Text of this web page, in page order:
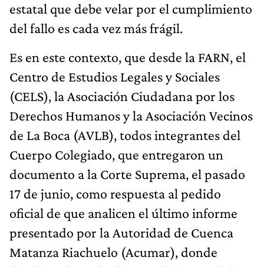
estatal que debe velar por el cumplimiento
del fallo es cada vez más frágil.
Es en este contexto, que desde la FARN, el
Centro de Estudios Legales y Sociales
(CELS), la Asociación Ciudadana por los
Derechos Humanos y la Asociación Vecinos
de La Boca (AVLB), todos integrantes del
Cuerpo Colegiado, que entregaron un
documento a la Corte Suprema, el pasado
17 de junio, como respuesta al pedido
oficial de que analicen el último informe
presentado por la Autoridad de Cuenca
Matanza Riachuelo (Acumar), donde